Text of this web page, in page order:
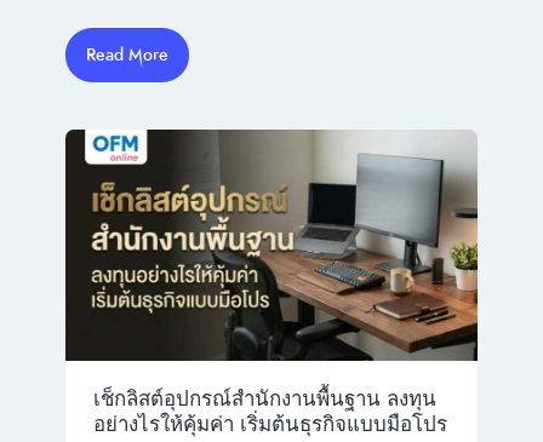
Read More
เช็กลิสต์อุปกรณ์สำนักงานพื้นฐาน ลงทุน
อย่างไรให้คุ้มค่า เริ่มต้นธุรกิจแบบมือโปร